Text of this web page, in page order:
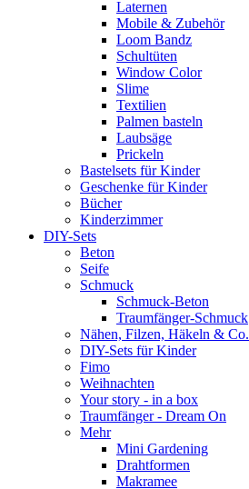
Laternen
Mobile & Zubehör
Loom Bandz
Schultüten
Window Color
Slime
Textilien
Palmen basteln
Laubsäge
Prickeln
Bastelsets für Kinder
Geschenke für Kinder
Bücher
Kinderzimmer
DIY-Sets
Beton
Seife
Schmuck
Schmuck-Beton
Traumfänger-Schmuck
Nähen, Filzen, Häkeln & Co.
DIY-Sets für Kinder
Fimo
Weihnachten
Your story - in a box
Traumfänger - Dream On
Mehr
Mini Gardening
Drahtformen
Makramee